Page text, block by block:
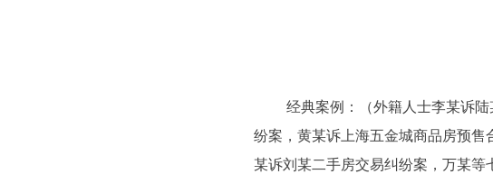
经典案例：（外籍人士李某诉陆
纷案，黄某诉上海五金城商品房预
某诉刘某二手房交易纠纷案，万某